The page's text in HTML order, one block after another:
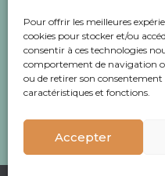
Pour offrir les meilleures
cookies pour stocker et/ou
consentir à ces technologies
comportement de navigation
ou de retirer son
caractéristiques et fonctions.
Accepter